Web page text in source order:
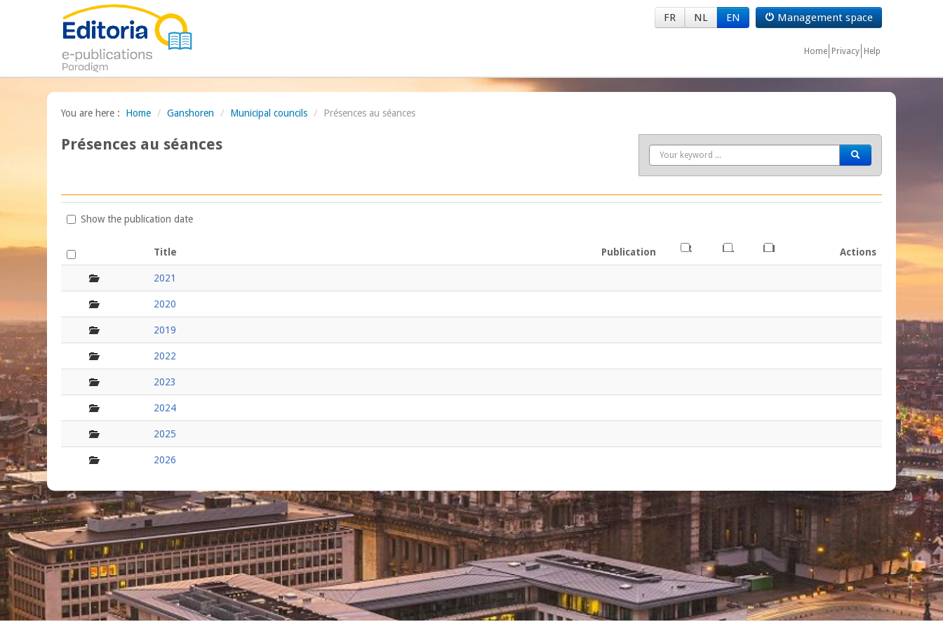
FR NL EN Management space
Home Privacy Help
You are here : Home / Ganshoren / Municipal councils / Présences au séances
Présences au séances
Search
Show the publication date
Title Publication FR NL EN Actions
folder 2021
folder 2020
folder 2019
folder 2022
folder 2023
folder 2024
folder 2025
folder 2026